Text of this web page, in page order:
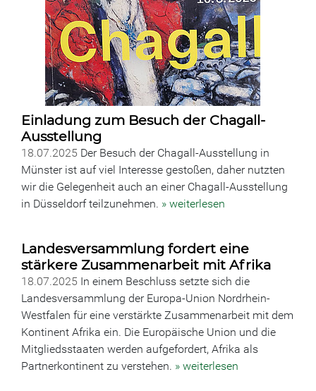
Einladung zum Besuch der Chagall-
Ausstellung
18.07.2025 Der Besuch der Chagall-Ausstellung in
Münster ist auf viel Interesse gestoßen, daher nutzten
wir die Gelegenheit auch an einer Chagall-Ausstellung
in Düsseldorf teilzunehmen. » weiterlesen
Landesversammlung fordert eine
stärkere Zusammenarbeit mit Afrika
18.07.2025 In einem Beschluss setzte sich die
Landesversammlung der Europa-Union Nordrhein-
Westfalen für eine verstärkte Zusammenarbeit mit dem
Kontinent Afrika ein. Die Europäische Union und die
Mitgliedsstaaten werden aufgefordert, Afrika als
Partnerkontinent zu verstehen. » weiterlesen